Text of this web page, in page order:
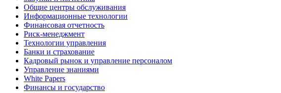
Общие центры обслуживания
Информационные технологии
Финансовая отчетность
Риск-менеджмент
Технологии управления
Банки и страхование
Кадровый рынок и управление персоналом
Управление знаниями
White Papers
Финансы и государство